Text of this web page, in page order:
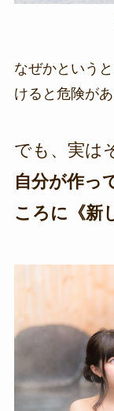
なぜかという
けると危険が
でも、実は
自分が作っ
ころに《新